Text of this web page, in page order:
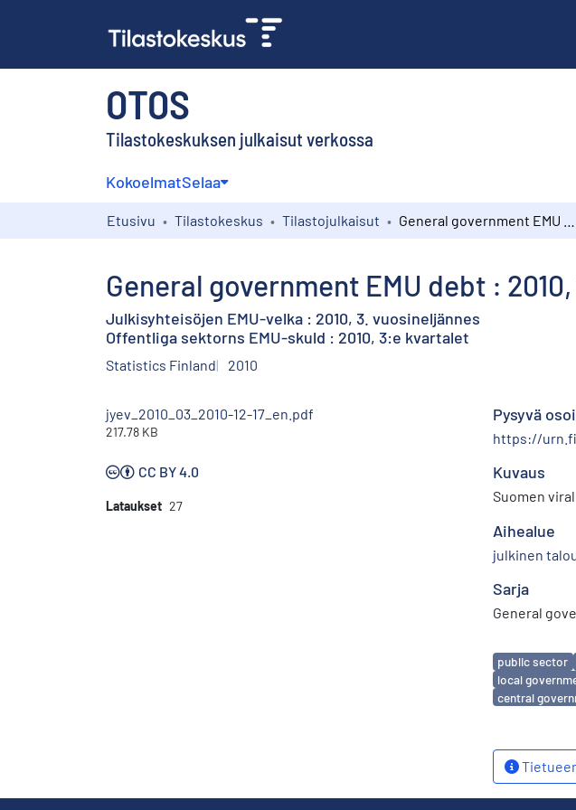
OTOS
Tilastokeskuksen julkaisut verkossa
KokoelmatSelaa
Etusivu Tilastokeskus Tilastojulkaisut
General government EMU debt :
Julkisyhteisöjen EMU-velka : 2010, 3. vuosineljännes
Offentliga sektorns EMU-skuld : 2010, 3:e kvartalet
Statistics Finland 2010
jyev_2010_03_2010-12-17_en.pdf
217.78 KB
CC BY 4.0
Lataukset 27
Pysyvä
https://
Kuvaus
Suomen
Aihealue
julkinen
Sarja
General
Avainsanat
public sector
local
central